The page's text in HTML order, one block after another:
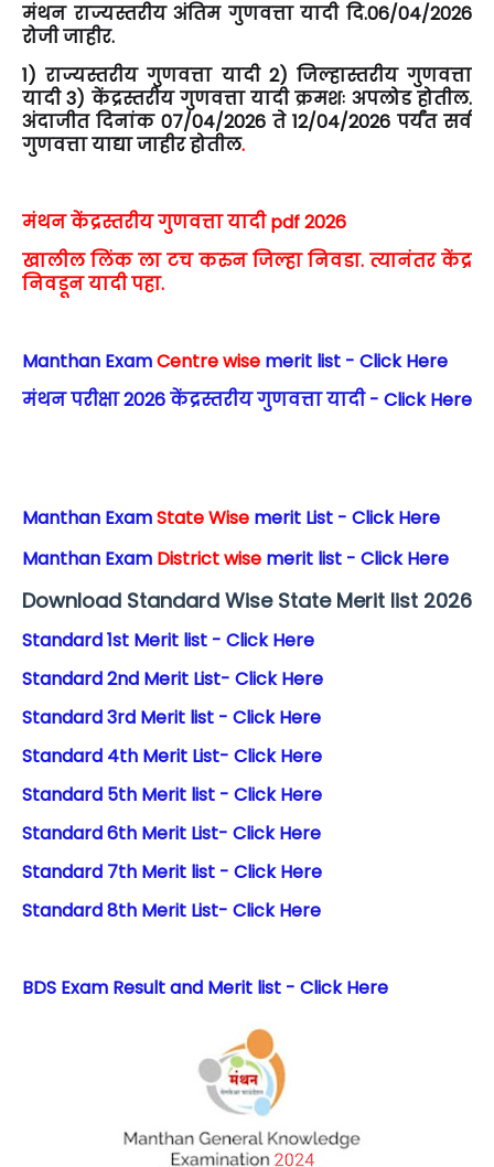
मंथन राज्यस्तरीय अंतिम गुणवत्ता यादी दि.06/04/2026
रोजी जाहीर.
1) राज्यस्तरीय गुणवत्ता यादी 2) जिल्हास्तरीय गुणवत्ता
यादी 3) केंद्रस्तरीय गुणवत्ता यादी क्रमशः अपलोड होतील.
अंदाजीत दिनांक 07/04/2026 ते 12/04/2026 पर्यंत सर्व
गुणवत्ता याद्या जाहीर होतील.
मंथन केंद्रस्तरीय गुणवत्ता यादी pdf 2026
खालील लिंक ला टच करुन जिल्हा निवडा. त्यानंतर केंद्र
निवडून यादी पहा.
Manthan ExamCentre wise merit list - Click Here
मंथन परीक्षा 2026 केंद्रस्तरीय गुणवत्ता यादी - Click Here
Manthan ExamState Wise merit List - Click Here
Manthan Exam District wise merit list - Click Here
Download Standard Wise State Merit list 2026
Standard 1st Merit list - Click Here
Standard 2nd Merit List- Click Here
Standard 3rd Merit list - Click Here
Standard 4th Merit List- Click Here
Standard 5th Merit list - Click Here
Standard 6th Merit List- Click Here
Standard 7th Merit list - Click Here
Standard 8th Merit List- Click Here
BDS Exam Result and Merit list - Click Here